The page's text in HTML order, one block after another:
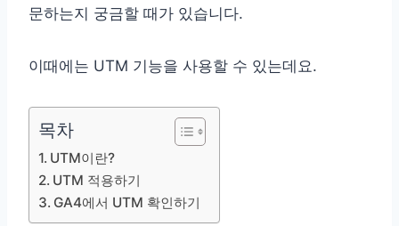
문하는지 궁금할 때가 있습니다.
이때에는 UTM 기능을 사용할 수 있는데요.
목차
UTM이란?
UTM 적용하기
GA4에서 UTM 확인하기